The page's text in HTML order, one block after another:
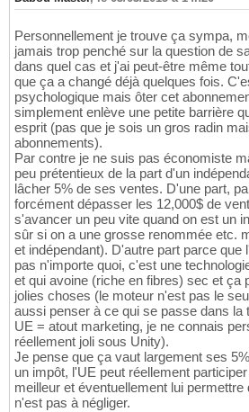
Personnellement je trouve ça sympa,
jamais trop penché sur la question de
dans quel cas et j'ai peut-être même
que ça a changé déjà quelques fois.
psychologique mais ôter cet
simplement enlève une petite barrière
esprit (pas que je sois un gros radin
abonnements).
Par contre je ne suis pas économiste
peu prétentieux de la part d'un
lâcher 5% de ses ventes. D'une part,
forcément dépasser les 12,000$ de
s'avancer un peu vite quand on est un
sûr si on a une grosse renommée etc.
et indépendant). D'autre part parce
pas n'importe quoi, c'est une
et qui avoine (riche en fibres) sec et ça
jolies choses (le moteur n'est pas le
aussi penser à ce qui se passe dans la
UE = atout marketing, je ne connais
réellement joli sous Unity).
Je pense que ça vaut largement ses
un impôt, l'UE peut réellement
meilleur et éventuellement lui
n'est pas à négliger.